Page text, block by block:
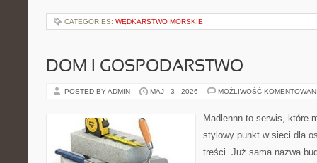
CATEGORIES: WĘDKARSTWO MORSKIE
DOM I GOSPODARSTWO
POSTED BY ADMIN MAJ - 3 - 2026 MOŻLIWOŚĆ
Madlennn to serwis, które
stylowy punkt w sieci dla
treści. Już sama nazwa